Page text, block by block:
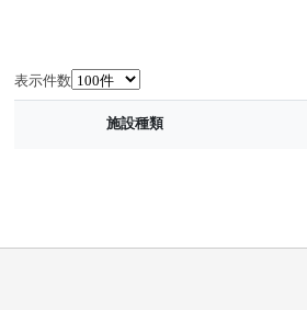
表示件数
施設種類